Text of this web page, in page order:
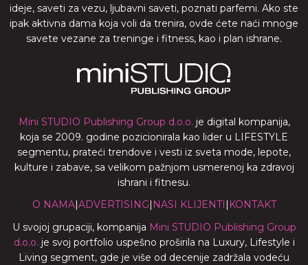
ideje, saveti za vezu, ljubavni saveti, poznati parfemi. Ako ste
ipak aktivna dama koja voli da trenira, ovde ćete naći mnoge
savete vezane za treninge i fitness, kao i plan ishrane.
Mini STUDIO Publishing Group d.o.o. je digital kompanija,
koja se 2009. godine pozicionirala kao lider u LIFESTYLE
segmentu, prateći trendove i vesti iz sveta mode, lepote,
kulture i zabave, sa velikom pažnjom usmerenoj ka zdravoj
ishrani i fitnesu.
O NAMA|ADVERTISING| NASI KLIJENTI | KONTAKT
U svojoj grupaciji, kompanija Mini STUDIO Publishing Group
d.o.o. je svoj portfolio uspešno proširila na Luxury, Lifestyle i
Living segment, gde je više od decenije zadržala vodeću